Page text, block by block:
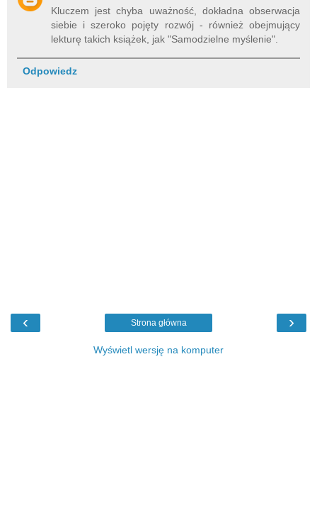
Kluczem jest chyba uważność, dokładna obserwacja
siebie i szeroko pojęty rozwój - również obejmujący
lekturę takich książek, jak "Samodzielne myślenie".
Odpowiedz
‹ ›
Strona główna
Wyświetl wersję na komputer